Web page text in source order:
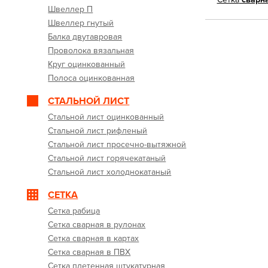
Швеллер П
Швеллер гнутый
Балка двутавровая
Проволока вязальная
Круг оцинкованный
Полоса оцинкованная
СТАЛЬНОЙ ЛИСТ
Стальной лист оцинкованный
Стальной лист рифленый
Стальной лист просечно-вытяжной
Стальной лист горячекатаный
Стальной лист холоднокатаный
СЕТКА
Сетка рабица
Сетка сварная в рулонах
Сетка сварная в картах
Сетка сварная в ПВХ
Сетка плетенная штукатурная